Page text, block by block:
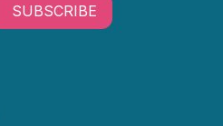
SUBSCRIBE